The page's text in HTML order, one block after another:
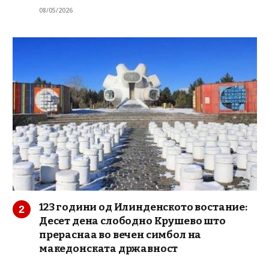
08/05/2026
123 години од Илинденското востание:
Десет дена слободно Крушево што
прераснаа во вечен симбол на
македонската државност